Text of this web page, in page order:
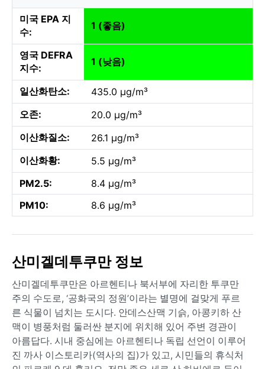
미국 EPA 지
수:
1 (좋음)
영국 DEFRA
지수:
1 (낮음)
일산화탄소:
435.0 µg/m³
오존:
20.0 µg/m³
이산화질소:
26.1 µg/m³
이산화황:
5.5 µg/m³
PM2.5:
8.4 µg/m³
PM10:
8.6 µg/m³
산미겔데투쿠만 정보
산미겔데투쿠만은 아르헨티나 북서부에 자리한 투쿠만
주의 수도로, ‘공화국의 정원’이라는 별명에 걸맞게 푸르
른 식물이 넘치는 도시다. 안데스산맥 기슭, 아콩키하 산
맥이 병풍처럼 둘러싼 분지에 위치해 있어 주변 경관이
아름답다. 시내 중심에는 아르헨티나 독립 선언이 이루어
진 까사 이스토리카(역사의 집)가 있고, 시민들의 휴식처